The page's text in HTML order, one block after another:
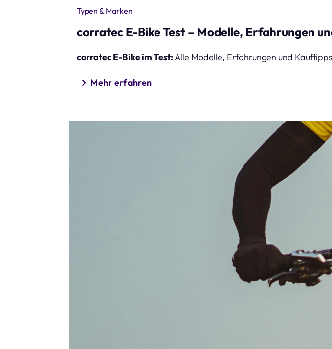
Typen & Marken
corratec E-Bike Test – Modelle, Erfahrungen
corratec E-Bike im Test:Alle Modelle, Erfahrungen und
Mehr erfahren